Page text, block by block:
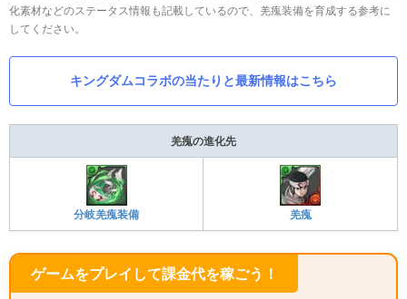
化素材などのステータス情報も記載しているので、羌瘣装備を育成する参考に
してください。
キングダムコラボの当たりと最新情報はこちら
羌瘣の進化先
分岐羌瘣装備 羌瘣
ゲームをプレイして課金代を稼ごう！